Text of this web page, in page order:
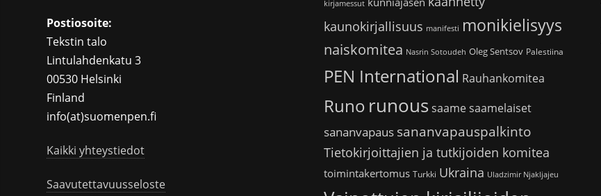
Postiosoite:
Tekstin talo
Lintulahdenkatu 3
00530 Helsinki
Finland
info(at)suomenpen.fi
Kaikki yhteystiedot
Saavutettavuusseloste
kirjamessut
kaunokirjallisuus manifesti monikielisyys
naiskomitea Nasrin Sotoudeh Oleg Sentsov Palestiina
PEN International Rauhankomitea
Runo runoussaamesaamelaiset
sananvapaus sananvapauspalkinto
Tietokirjoittajien ja tutkijoiden komitea
toimintakertomus Turkki Ukraina Uladzimir Njakljajeu